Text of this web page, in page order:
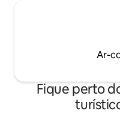
Ar-
Fique perto